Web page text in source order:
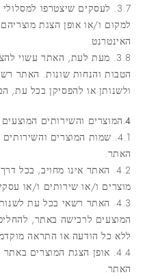
3.7. לעסקים שיצטרפו
למקום ו/או אופן הצגת
האינטרנט.
3.8. מעת לעת, האתר עשוי
הטבות והנחות שונות. האתר
ולשנותן או להפסיקן בכל עת,
4.המוצרים והשירותים המוצעים לרכישה באתר:
4.1. שמות המוצרים
האתר.
4.2. האתר אינו מחויב, בכל
מוצרים ו/או שירותים ו/או
4.3. האתר רשאי בכל עת
המוצעים לרכישה באתר,
ללא כל הודעה או התראה
4.4. אופן הצגת המוצרים
האתר.